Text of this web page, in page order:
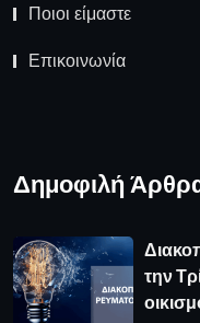
Ποιοι είμαστε
Επικοινωνία
Δημοφιλή
την